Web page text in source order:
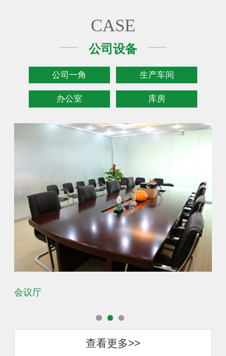
CASE
公司设备
公司一角 生产车间
办公室 库房
会议厅
查看更多>>